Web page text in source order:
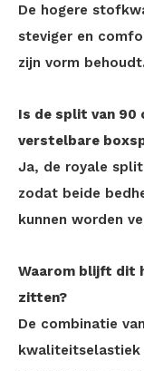
De hogere
steviger en
zijn vorm behoudt.
Is de split van 90
verstelbare
Ja, de royale
zodat beide
kunnen worden
Waarom blijft dit
zitten?
De combinatie
kwaliteitselastiek